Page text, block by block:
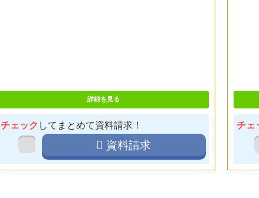
詳細を見る
チェック してまとめて資料請求！
資料請求
チェ